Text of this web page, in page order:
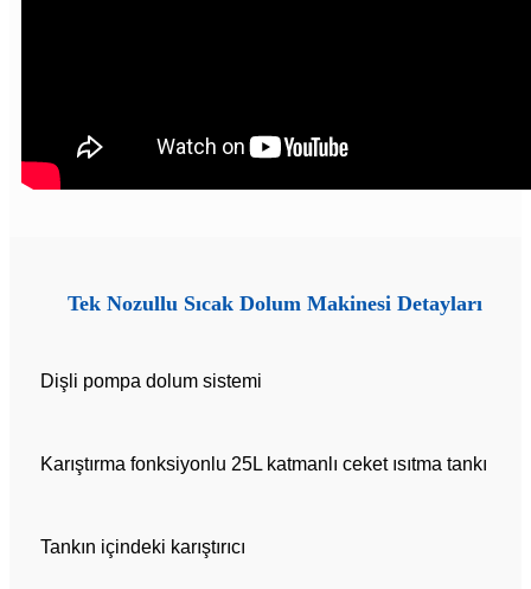
Tek Nozullu Sıcak Dolum Makinesi Detayları
Dişli pompa dolum sistemi
Karıştırma fonksiyonlu 25L katmanlı ceket ısıtma tankı
Tankın içindeki karıştırıcı